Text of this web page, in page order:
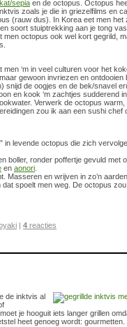
sepia en de octopus. Octopus
zoals je die in griezelfilms en
(rauw dus). In Korea eet men het
soort stuiptrekking aan je tong
men octopus ook wel kort gegrild,
‘m in veel culturen voor het
, maar gewoon invriezen en
snijd de oogjes en de bek/snavel
en kook ‘m zachtjes sudderend
Verwerk de octopus warm,
zou ik aan een sushi chef
in levende octopus die zich
boller, ronder poffertje gevuld met
en aonori
Masseren en wrijven in zo’n
spoelt men weg. De octopus
4 reacties
de inktvis al
je hooguit iets langer grillen
heet genoeg wordt: